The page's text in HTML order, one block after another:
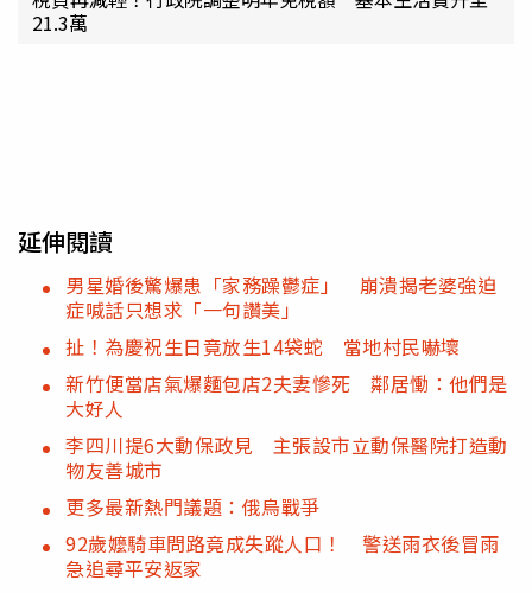
21.3萬
延伸閱讀
男星婚後驚爆患「家務躁鬱症」 崩潰揭老婆強迫
症喊話只想求「一句讚美」
扯！為慶祝生日竟放生14袋蛇 當地村民嚇壞
新竹便當店氣爆麵包店2夫妻慘死 鄰居慟：他們是
大好人
李四川提6大動保政見 主張設市立動保醫院打造動
物友善城市
更多最新熱門議題：俄烏戰爭
92歲嬤騎車問路竟成失蹤人口！ 警送雨衣後冒雨
急追尋平安返家